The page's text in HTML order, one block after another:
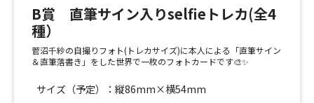
B賞 直筆サイン入りselfieトレカ(全4
種）️
菅沼千紗の自撮りフォト(トレカサイズ)に本人による「直筆サイン
＆直筆落書き」をした世界で一枚のフォトカードです🎨✨️
サイズ（予定）：縦86mm×横54mm